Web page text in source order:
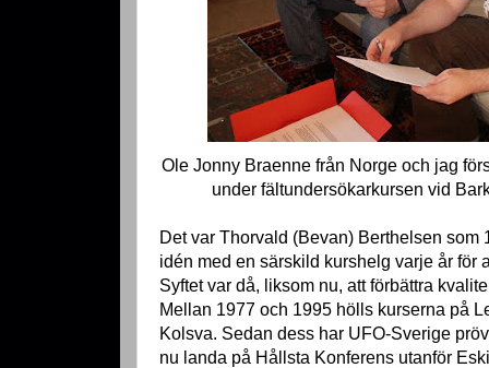
Ole Jonny Braenne från Norge och jag
under fältundersökarkursen vid
Det var Thorvald (Bevan) Berthelsen som
idén med en särskild kurshelg varje år för
Syftet var då, liksom nu, att förbättra
Mellan 1977 och 1995 hölls kurserna på
Kolsva. Sedan dess har UFO-Sverige
nu landa på Hållsta Konferens utanför